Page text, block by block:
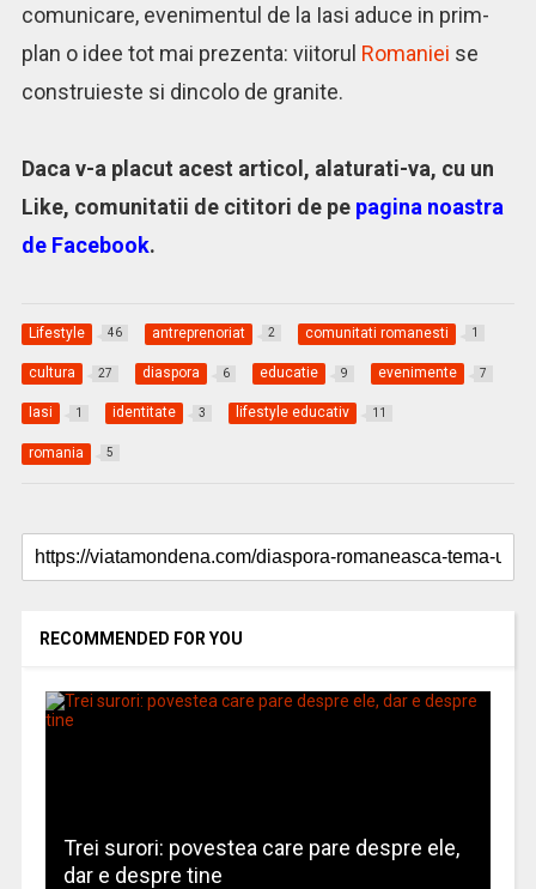
comunicare, evenimentul de la Iasi aduce in prim-
plan o idee tot mai prezenta: viitorul Romaniei se
construieste si dincolo de granite.
Daca v-a placut acest articol, alaturati-va, cu un
Like, comunitatii de cititori de pe pagina noastra
de Facebook.
Lifestyle 46 antreprenoriat 2 comunitati romanesti 1
cultura 27 diaspora 6 educatie 9 evenimente 7
Iasi 1 identitate 3 lifestyle educativ 11
romania 5
RECOMMENDED FOR YOU
Trei surori: povestea care pare despre ele,
dar e despre tine